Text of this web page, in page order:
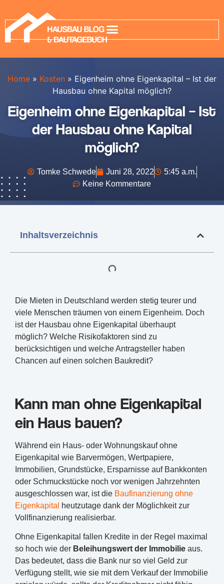
Home » Kosten » Eigenheim ohne Eigenkapital – Ist der
Hausbau ohne Kapital möglich?
Eigenheim ohne Eigenkapital – Ist
der Hausbau ohne Kapital
möglich?
Tomke Schwede Juni 28, 2022
5:45 a.m.
Keine Kommentare
Inhaltsverzeichnis
Die Mieten in Deutschland werden stetig teurer und
viele Menschen träumen von einem Eigenheim. Doch
ist der Hausbau ohne Eigenkapital überhaupt
möglich? Welche Risikofaktoren sind zu
berücksichtigen und welche Antragsteller haben
Chancen auf einen solchen Baukredit?
Kann man ohne Eigenkapital
ein Haus bauen?
Während ein Haus- oder Wohnungskauf ohne
Eigenkapital wie Barvermögen, Wertpapiere,
Immobilien, Grundstücke, Ersparnisse auf Bankkonten
oder Schmuckstücke noch vor wenigen Jahrzehnten
ausgeschlossen war, ist die Baufinanzierung ohne
Eigenkapital
heutzutage dank der Möglichkeit zur
Vollfinanzierung realisierbar.
Ohne Eigenkapital fallen Kredite in der Regel maximal
so hoch wie der Beleihungswert der Immobilie aus.
Das bedeutet, dass die Bank nur so viel Geld zur
Verfügung stellt, wie sie mit dem Verkauf der Immobilie